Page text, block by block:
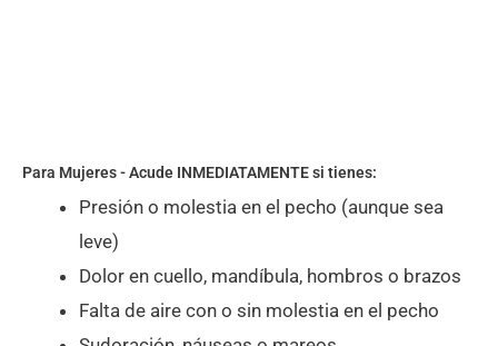
Para Mujeres - Acude INMEDIATAMENTE si tienes:
Presión o molestia en el pecho (aunque sea
leve)
Dolor en cuello, mandíbula, hombros o brazos
Falta de aire con o sin molestia en el pecho